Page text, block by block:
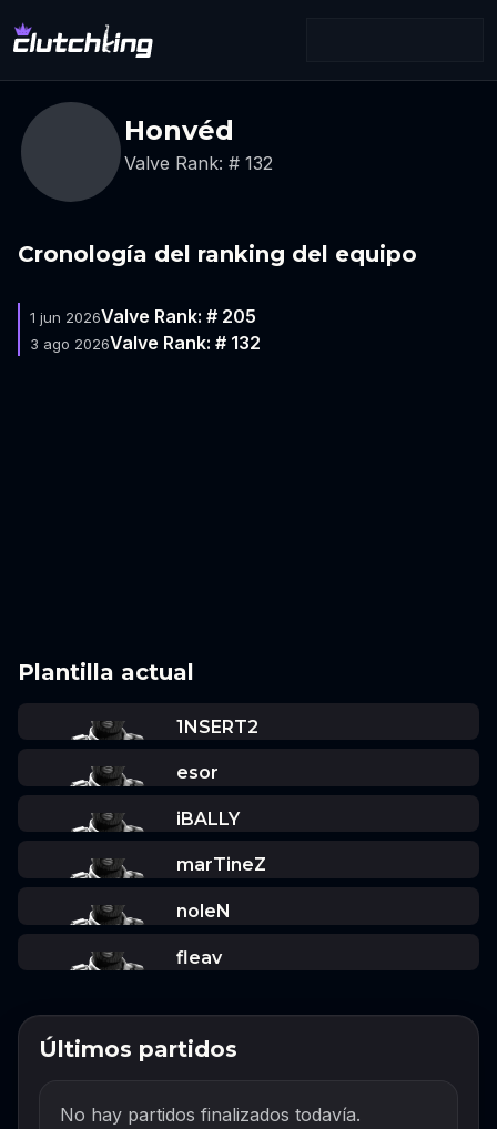
Honvéd
Valve Rank: # 132
Cronología del ranking del equipo
1 jun 2026Valve Rank: # 205
3 ago 2026Valve Rank: # 132
Plantilla actual
1NSERT2
esor
iBALLY
marTineZ
noleN
fleav
Últimos partidos
No hay partidos finalizados todavía.